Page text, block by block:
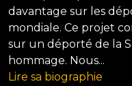
davantage sur les
mondiale. Ce projet
sur un déporté de la
hommage. Nous...
Lire sa biographie